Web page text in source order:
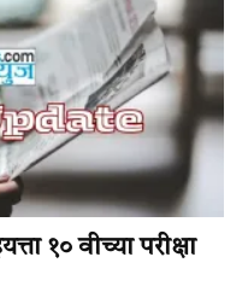
१० वीच्या परीक्षा